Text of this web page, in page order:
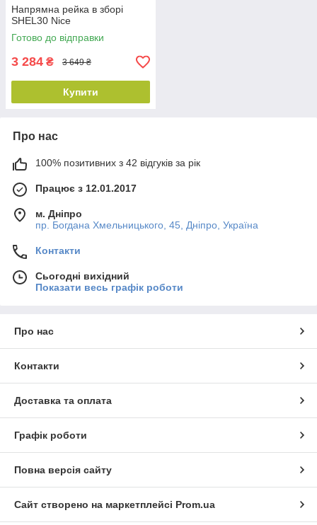
Напрямна рейка в зборі
SHEL30 Nice
Готово до відправки
3 284 ₴ 3 649 ₴
Купити
Про нас
100% позитивних з 42 відгуків за рік
Працює з 12.01.2017
м. Дніпро
пр. Богдана Хмельницького, 45, Дніпро, Україна
Контакти
Сьогодні вихідний
Показати весь графік роботи
Про нас
Контакти
Доставка та оплата
Графік роботи
Повна версія сайту
Сайт створено на маркетплейсі Prom.ua